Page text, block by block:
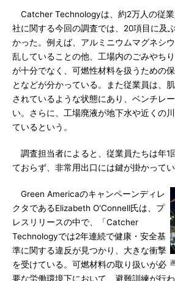
Catcher Technologyは、約2万人の従業
社に関する今回の調査では、20項目に及
かった。例えば、アルミニウムマグネシ
乱していることの他、工場内のごみやち
が十分でなく、可燃性材料を扱うための
となどが分かっている。また従業員は、
されているような状態にあり、ベンチレ
い。さらに、工場廃液が地下水や近くの
ているという。
調査担当者によると、従業員たちは年1
ておらず、非常用出口には鍵が掛かってい
Green Americaのキャンペーンディレ
クタであるElizabeth O'Connell氏は、プ
レスリリースの中で、「Catcher
Technologyでは2年連続で健康・安全基
準に関する違反が見つかり、大きな衝撃
を受けている。可燃材料の取り扱いが必
要な労働環境下において、避難訓練が行